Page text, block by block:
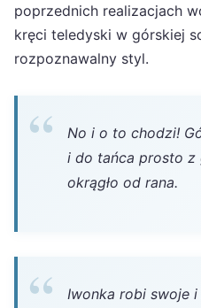
poprzednich realizacjach
kręci teledyski w górskiej
rozpoznawalny styl.
No i o to chodzi!
i do tańca prosto z
okrągło od rana.
Iwonka robi swoje